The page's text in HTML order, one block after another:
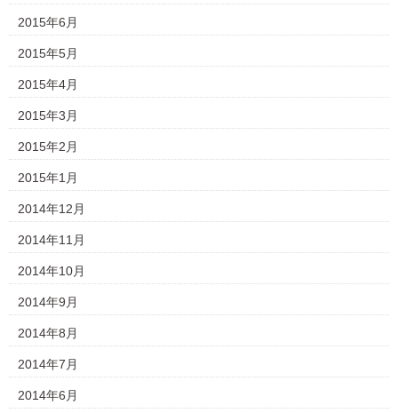
2015年6月
2015年5月
2015年4月
2015年3月
2015年2月
2015年1月
2014年12月
2014年11月
2014年10月
2014年9月
2014年8月
2014年7月
2014年6月